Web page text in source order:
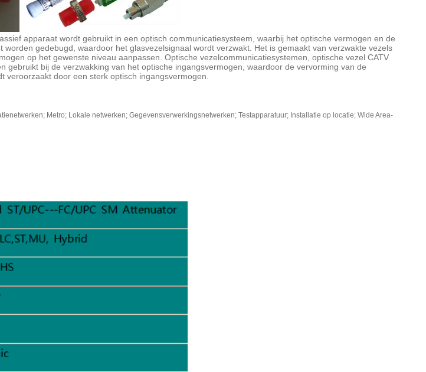
apparaat wordt gebruikt in een optisch communicatiesysteem, waarbij het optische vermogen en de
gedebugd, waardoor het glasvezelsignaal wordt verzwakt. Het is gemaakt van verzwakte vezels
op het gewenste niveau aanpassen. Optische vezelcommunicatiesystemen, optische vezel CATV
gebruikt bij de verzwakking van het optische ingangsvermogen, waardoor de vervorming van de
veroorzaakt door een sterk optisch ingangsvermogen.
Metro; Lokale netwerken; Gegevensverwerkingsnetwerken; Testapparatuur; Installatie op locatie; Wide Area-